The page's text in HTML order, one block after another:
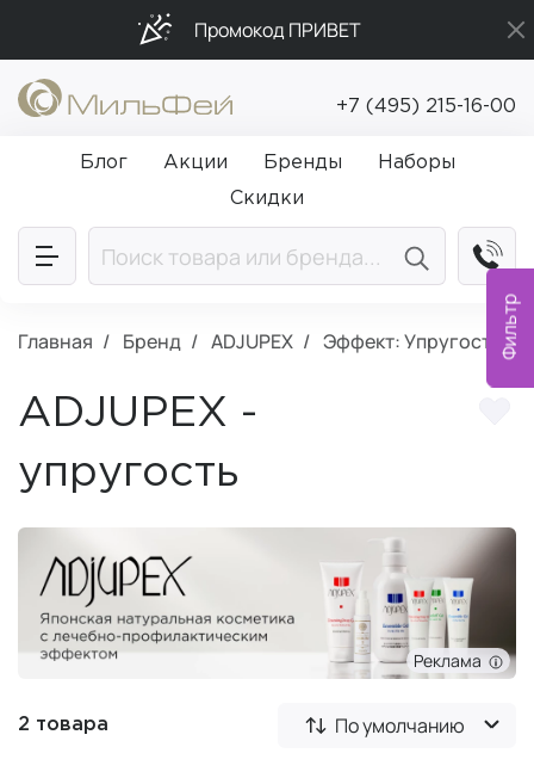
Фильтр
Промокод ПРИВЕТ
Бесплатная доставка от 5 000₽
Подарки в каждый заказ от 5 000₽
+7 (495) 215-16-00
Блог Акции Бренды
Наборы
Скидки
Главная Бренд ADJUPEX Эффект: Упругость
ADJUPEX -
упругость
Реклама
2 товара По умолчанию